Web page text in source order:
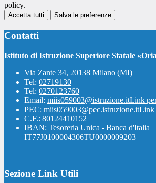
policy.
Accetta tutti Salva le preferenze
Contatti
Istituto di Istruzione Superiore Statale
Via Zante 34, 20138 Milano (MI)
Tel: 02719130
Tel: 0270123760
Email: miis059003@istruzione.itLink
PEC: miis059003@pec.istruzione.itLink
C.F.: 80124410152
IBAN: Tesoreria Unica - Banca d'Italia
IT77J0100004306TU0000009203
Sezione Link Utili